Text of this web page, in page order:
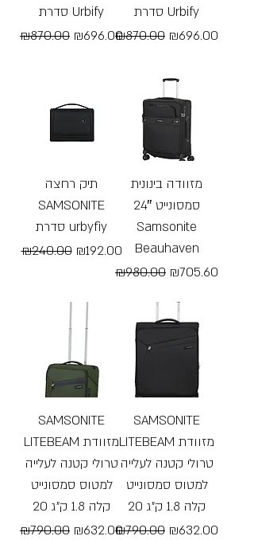
סדרת Urbify
Regular Price
₪870.00 Sale Price
₪696.00
סדרת Urbify
Regular Price
₪870.00 Sale Price
₪696.00
תיק רחצה
SAMSONITE
סדרת urbyfiy
Regular Price
₪240.00 Sale Price
₪192.00
מזוודה בינונית
סמסונייט 24″
Samsonite
Beauhaven
Regular Price
₪980.00 Sale Price
₪705.60
SAMSONITE
LITEBEAM מזוודת
טרולי קטנה לעלייה
למטוס סמסונייט
קלה 1.8 ק"ג 20
Regular Price
₪790.00 Sale Price
₪632.00
SAMSONITE
LITEBEAM מזוודת
טרולי קטנה לעלייה
למטוס סמסונייט
קלה 1.8 ק"ג 20
Regular Price
₪790.00 Sale Price
₪632.00